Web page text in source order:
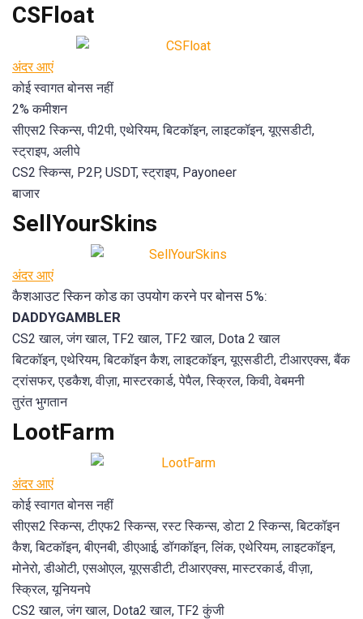
CSFloat
अंदर आएं
कोई स्वागत बोनस नहीं
2% कमीशन
सीएस2 स्किन्स, पी2पी, एथेरियम, बिटकॉइन, लाइटकॉइन, यूएसडीटी,
स्ट्राइप, अलीपे
CS2 स्किन्स, P2P, USDT, स्ट्राइप, Payoneer
बाजार
SellYourSkins
अंदर आएं
कैशआउट स्किन कोड का उपयोग करने पर बोनस 5%:
DADDYGAMBLER
CS2 खाल, जंग खाल, TF2 खाल, TF2 खाल, Dota 2 खाल
बिटकॉइन, एथेरियम, बिटकॉइन कैश, लाइटकॉइन, यूएसडीटी, टीआरएक्स, बैंक
ट्रांसफर, एडकैश, वीज़ा, मास्टरकार्ड, पेपैल, स्क्रिल, किवी, वेबमनी
तुरंत भुगतान
LootFarm
अंदर आएं
कोई स्वागत बोनस नहीं
सीएस2 स्किन्स, टीएफ2 स्किन्स, रस्ट स्किन्स, डोटा 2 स्किन्स, बिटकॉइन
कैश, बिटकॉइन, बीएनबी, डीएआई, डॉगकॉइन, लिंक, एथेरियम, लाइटकॉइन,
मोनेरो, डीओटी, एसओएल, यूएसडीटी, टीआरएक्स, मास्टरकार्ड, वीज़ा,
स्क्रिल, यूनियनपे
CS2 खाल, जंग खाल, Dota2 खाल, TF2 कुंजी